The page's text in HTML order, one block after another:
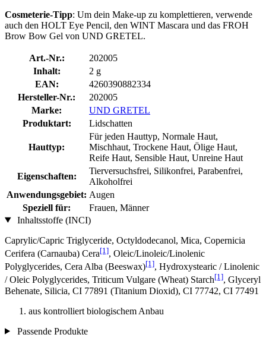
Cosmeterie-Tipp: Um dein Make-up zu komplettieren, verwende
auch den HOLT Eye Pencil, den WINT Mascara und das FROH
Brow Bow Gel von UND GRETEL.
Art.-Nr.:
202005
Inhalt:
2 g
EAN:
4260390882334
Hersteller-Nr.:
202005
Marke:
UND GRETEL
Produktart:
Lidschatten
Hauttyp:
Für jeden Hauttyp, Normale Haut,
Mischhaut, Trockene Haut, Ölige Haut,
Reife Haut, Sensible Haut, Unreine Haut
Eigenschaften:
Tierversuchsfrei, Silikonfrei, Parabenfrei,
Alkoholfrei
Anwendungsgebiet: Augen
Speziell für:
Frauen, Männer
Inhaltsstoffe (INCI)
Caprylic/Capric Triglyceride, Octyldodecanol, Mica, Copernicia
Cerifera (Carnauba) Cera[1], Oleic/Linoleic/Linolenic
Polyglycerides, Cera Alba (Beeswax)[1], Hydroxystearic / Linolenic
/ Oleic Polyglycerides, Triticum Vulgare (Wheat) Starch[1], Glyceryl
Behenate, Silicia, CI 77891 (Titanium Dioxid), CI 77742, CI 77491
aus kontrolliert biologischem Anbau
Passende Produkte